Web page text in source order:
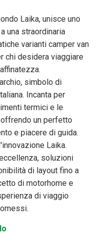
Laika, unisce uno
una straordinaria
varianti camper van
chi desidera viaggiare
simbolo di
Incanta per
termici e le
un perfetto
e piacere di guida.
Laika.
soluzioni
di layout fino a
di motorhome e
di viaggio